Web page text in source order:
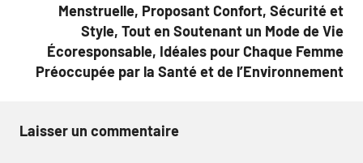
Menstruelle, Proposant Confort, Sécurité et
Style, Tout en Soutenant un Mode de Vie
Écoresponsable, Idéales pour Chaque Femme
Préoccupée par la Santé et de l’Environnement
Laisser un commentaire